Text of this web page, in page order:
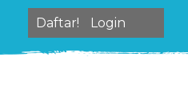
Daftar! Login